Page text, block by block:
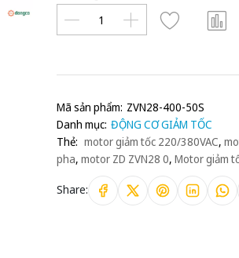
Mã sản phẩm: ZVN28-400-50S
Danh mục: ĐỘNG CƠ GIẢM TỐC
Thẻ: motor giảm tốc 220/380VAC,
pha, motor ZD ZVN28 0, Motor giảm
Share: